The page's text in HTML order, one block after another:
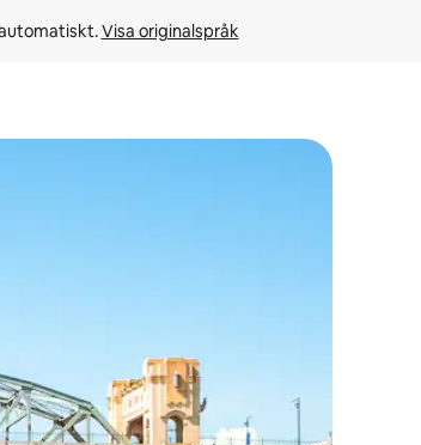
Visa originalspråk